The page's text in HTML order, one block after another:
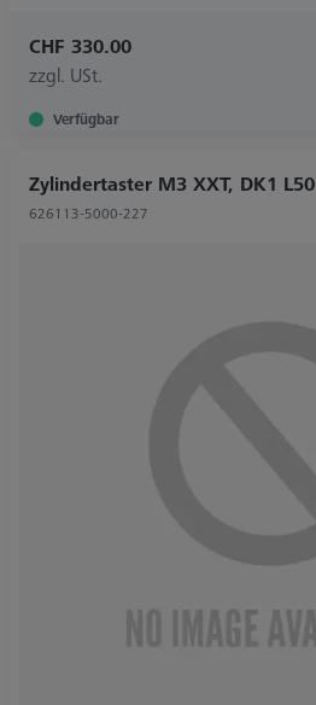
CHF 330.00
zzgl. USt.
Verfügbar
Zylindertaster M3 XXT, DK1 L50
626113-5000-227